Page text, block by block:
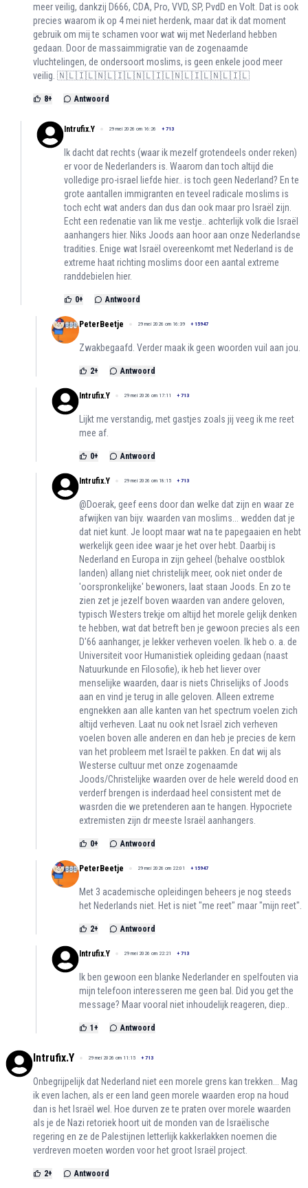
meer veilig, dankzij D666, CDA, Pro, VVD, SP, PvdD en Volt. Dat is ook
precies waarom ik op 4 mei niet herdenk, maar dat ik dat moment
gebruik om mij te schamen voor wat wij met Nederland hebben
gedaan. Door de massaimmigratie van de zogenaamde
vluchtelingen, de ondersoort moslims, is geen enkele jood meer
veilig. 🇳🇱🇮🇱🇳🇱🇮🇱🇳🇱🇮🇱🇳🇱🇮🇱🇳🇱🇮🇱
8+ Antwoord
Intrufix.Y 29 mei 2026 om 16:26 + 713
Ik dacht dat rechts (waar ik mezelf grotendeels onder reken)
er voor de Nederlanders is. Waarom dan toch altijd die
volledige pro-israel liefde hier.. is toch geen Nederland? En te
grote aantallen immigranten en teveel radicale moslims is
toch echt wat anders dan dus dan ook maar pro Israël zijn.
Echt een redenatie van lik me vestje.. achterlijk volk die Israël
aanhangers hier. Niks Joods aan hoor aan onze Nederlandse
tradities. Enige wat Israël overeenkomt met Nederland is de
extreme haat richting moslims door een aantal extreme
randdebielen hier.
0+ Antwoord
PeterBeetje 29 mei 2026 om 16:39 + 15947
Zwakbegaafd. Verder maak ik geen woorden vuil aan jou.
2+ Antwoord
Intrufix.Y 29 mei 2026 om 17:11 + 713
Lijkt me verstandig, met gastjes zoals jij veeg ik me reet
mee af.
0+ Antwoord
Intrufix.Y 29 mei 2026 om 18:15 + 713
@Doerak, geef eens door dan welke dat zijn en waar ze
afwijken van bijv. waarden van moslims... wedden dat je
dat niet kunt. Je loopt maar wat na te papegaaien en hebt
werkelijk geen idee waar je het over hebt. Daarbij is
Nederland en Europa in zijn geheel (behalve oostblok
landen) allang niet christelijk meer, ook niet onder de
'oorspronkelijke' bewoners, laat staan Joods. En zo te
zien zet je jezelf boven waarden van andere geloven,
typisch Westers trekje om altijd het morele gelijk denken
te hebben, wat dat betreft ben je gewoon precies als een
D'66 aanhanger, je lekker verheven voelen. Ik heb o. a. de
Universiteit voor Humanistiek opleiding gedaan (naast
Natuurkunde en Filosofie), ik heb het liever over
menselijke waarden, daar is niets Chriselijks of Joods
aan en vind je terug in alle geloven. Alleen extreme
engnekken aan alle kanten van het spectrum voelen zich
altijd verheven. Laat nu ook net Israël zich verheven
voelen boven alle anderen en dan heb je precies de kern
van het probleem met Israël te pakken. En dat wij als
Westerse cultuur met onze zogenaamde
Joods/Christelijke waarden over de hele wereld dood en
verderf brengen is inderdaad heel consistent met de
wasrden die we pretenderen aan te hangen. Hypocriete
extremisten zijn dr meeste Israël aanhangers.
0+ Antwoord
PeterBeetje 29 mei 2026 om 22:01 + 15947
Met 3 academische opleidingen beheers je nog steeds
het Nederlands niet. Het is niet "me reet" maar "mijn reet".
2+ Antwoord
Intrufix.Y 29 mei 2026 om 22:21 + 713
Ik ben gewoon een blanke Nederlander en spelfouten via
mijn telefoon interesseren me geen bal. Did you get the
message? Maar vooral niet inhoudelijk reageren, diep..
1 + Antwoord
Intrufix.Y 29 mei 2026 om 11:15 + 713
Onbegrijpelijk dat Nederland niet een morele grens kan trekken... Mag
ik even lachen, als er een land geen morele waarden erop na houd
dan is het Israël wel. Hoe durven ze te praten over morele waarden
als je de Nazi retoriek hoort uit de monden van de Israëlische
regering en ze de Palestijnen letterlijk kakkerlakken noemen die
verdreven moeten worden voor het groot Israël project.
2+ Antwoord